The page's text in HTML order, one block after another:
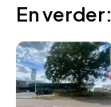
En verder: